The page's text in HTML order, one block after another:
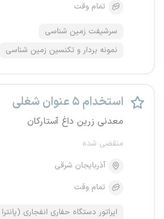
تمام وقت
سرشیفت زمین شناسی
نمونه بردار و تکنسین زمین شناسی
استخدام ۵ عنوان شغلی
معدنی زرین داغ آستارکان
منقضی شده
آذربایجان شرقی
تمام وقت